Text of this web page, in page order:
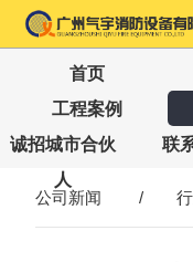
首页
工程案例
诚招城市合伙
人
联
公司新闻 /